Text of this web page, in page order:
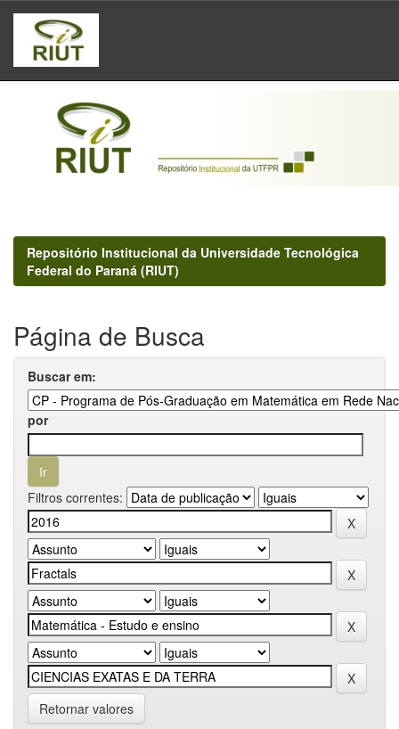
Skip
navigation
Repositório Institucional da Universidade Tecnológica
Federal do Paraná (RIUT)
Página de Busca
Buscar em:
por
Filtros correntes:
Retornar valores